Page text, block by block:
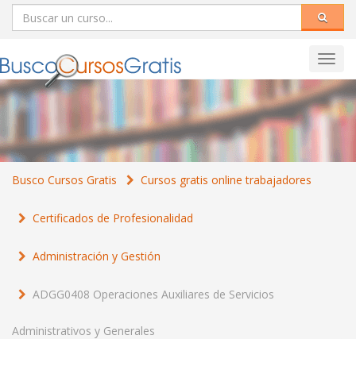
Busco Cursos Gratis Cursos gratis online trabajadores
Certificados de Profesionalidad
Administración y Gestión
ADGG0408 Operaciones Auxiliares de Servicios
Administrativos y Generales